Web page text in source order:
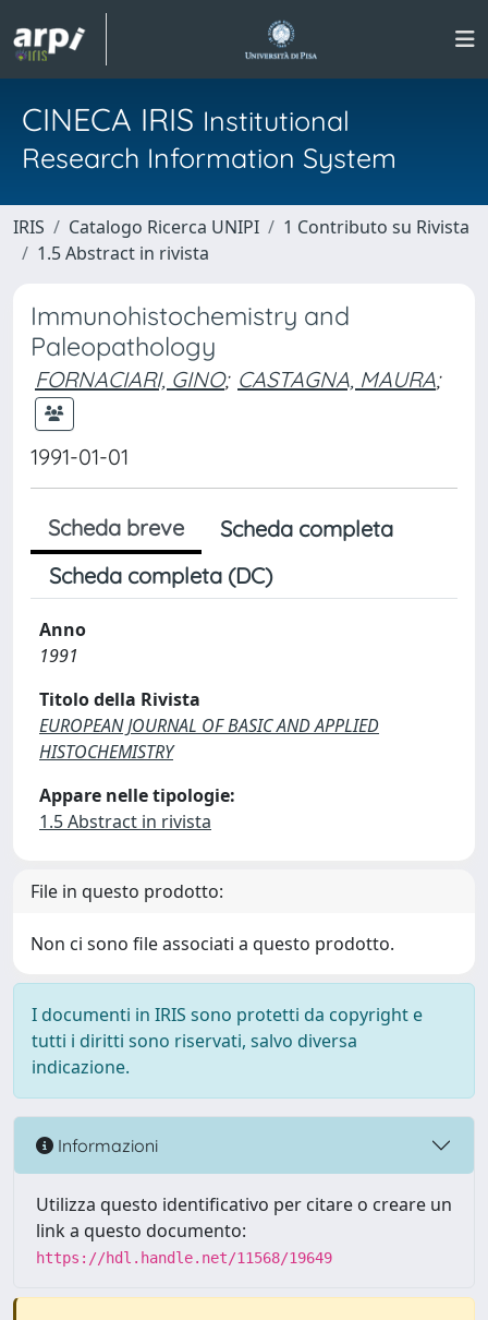
CINECA IRIS Institutional
Research Information System
IRIS Catalogo Ricerca UNIPI
1 Contributo su Rivista
1.5 Abstract in rivista
Immunohistochemistry and
Paleopathology
FORNACIARI, GINO; CASTAGNA, MAURA;
1991-01-01
Scheda breve
Scheda completa
Scheda completa (DC)
Anno
1991
Titolo della Rivista
EUROPEAN JOURNAL OF BASIC AND APPLIED
HISTOCHEMISTRY
Appare nelle tipologie:
1.5 Abstract in rivista
File in questo prodotto:
Non ci sono file associati a questo prodotto.
I documenti in IRIS sono protetti da copyright e
tutti i diritti sono riservati, salvo diversa
indicazione.
Informazioni
Utilizza questo identificativo per citare o creare un
link a questo documento:
https://hdl.handle.net/11568/19649